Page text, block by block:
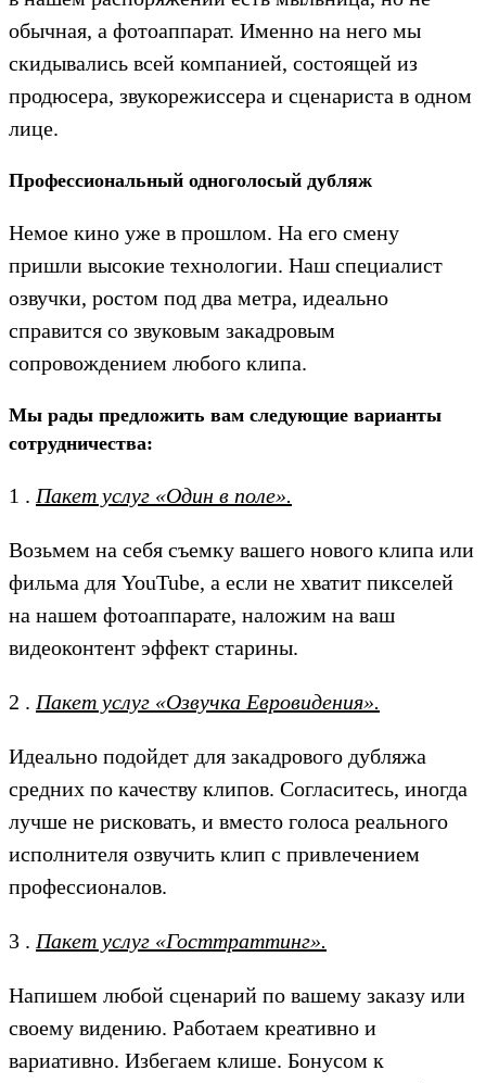
обычная, а фотоаппарат. Именно на него мы
скидывались всей компанией, состоящей из
продюсера, звукорежиссера и сценариста в одном
лице.
Профессиональный одноголосый дубляж
Немое кино уже в прошлом. На его смену
пришли высокие технологии. Наш специалист
озвучки, ростом под два метра, идеально
справится со звуковым закадровым
сопровождением любого клипа.
Мы рады предложить вам следующие варианты
сотрудничества:
1 . Пакет услуг «Один в поле».
Возьмем на себя съемку вашего нового клипа или
фильма для YouTube, а если не хватит пикселей
на нашем фотоаппарате, наложим на ваш
видеоконтент эффект старины.
2 . Пакет услуг «Озвучка Евровидения».
Идеально подойдет для закадрового дубляжа
средних по качеству клипов. Согласитесь, иногда
лучше не рисковать, и вместо голоса реального
исполнителя озвучить клип с привлечением
профессионалов.
3 . Пакет услуг «Госттраттинг».
Напишем любой сценарий по вашему заказу или
своему видению. Работаем креативно и
вариативно. Избегаем клише. Бонусом к